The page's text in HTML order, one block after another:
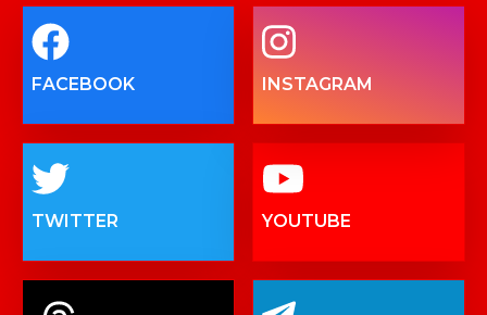
FACEBOOK INSTAGRAM
TWITTER YOUTUBE